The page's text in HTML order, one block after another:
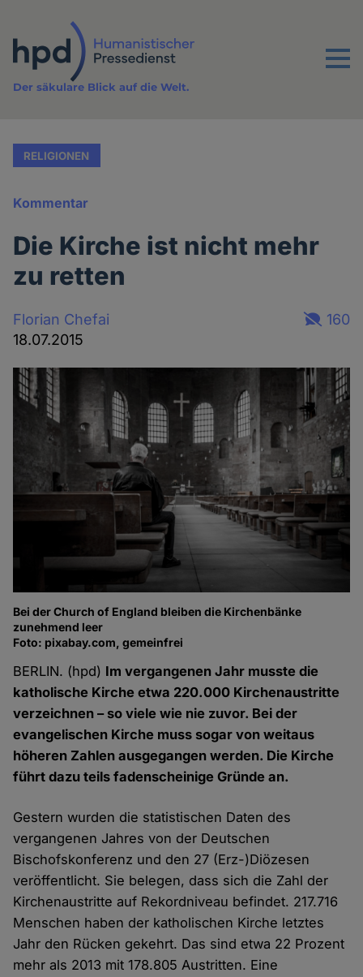
Inhalt
Menu
Der säkulare Blick auf die Welt.
RELIGIONEN
Kommentar
Die Kirche ist nicht mehr
zu retten
Florian Chefai
18.07.2015
160
Bei der Church of England bleiben die Kirchenbänke
zunehmend leer
Foto: pixabay.com, gemeinfrei
BERLIN. (hpd) Im vergangenen Jahr musste die
katholische Kirche etwa 220.000 Kirchenaustritte
verzeichnen – so viele wie nie zuvor. Bei der
evangelischen Kirche muss sogar von weitaus
höheren Zahlen ausgegangen werden. Die Kirche
führt dazu teils fadenscheinige Gründe an.
Gestern wurden die statistischen Daten des
vergangenen Jahres von der Deutschen
Bischofskonferenz und den 27 (Erz-)Diözesen
veröffentlicht. Sie belegen, dass sich die Zahl der
Kirchenaustritte auf Rekordniveau befindet. 217.716
Menschen haben der katholischen Kirche letztes
Jahr den Rücken gekehrt. Das sind etwa 22 Prozent
mehr als 2013 mit 178.805 Austritten. Eine